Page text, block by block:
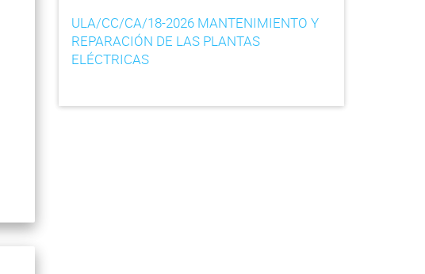
ULA/CC/CA/18-2026 MANTENIMIENTO Y
REPARACIÓN DE LAS PLANTAS
ELÉCTRICAS